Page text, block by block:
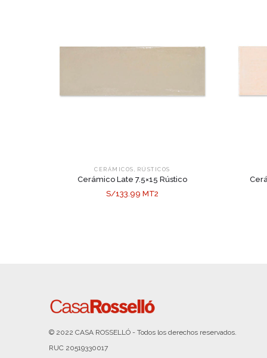
CERÁMICOS , RÚSTICOS
Cerámico Late 7.5×15 Rústico
S/133.99 MT2
© 2022 CASA ROSSELLÓ - Todos los derechos reservados.
RUC 20519330017